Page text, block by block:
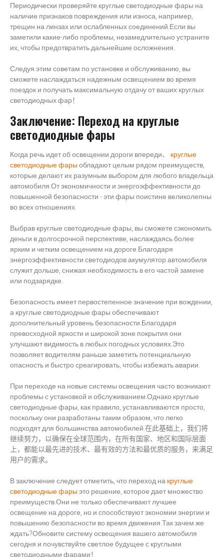
Периодически проверяйте круглые светодиодные фары на
наличие признаков повреждения или износа, например,
трещин на линзах или ослабленных соединений.Если вы
заметили какие-либо проблемы, незамедлительно устраните
их, чтобы предотвратить дальнейшие осложнения.
Следуя этим советам по установке и обслуживанию, вы
сможете наслаждаться надежным освещением во время
поездок и получать максимальную отдачу от ваших круглых
светодиодных фар！
Заключение: Переход на круглые
светодиодные фары
Когда речь идет об освещении дороги впереди、 круглые
светодиодные фарыобладают целым рядом преимуществ,
которые делают их разумным выбором для любого владельца
автомобиля.От экономичности и энергоэффективности до
повышенной безопасности - эти фары поистине великолепны
во всех отношениях.
Выбрав круглые светодиодные фары, вы сможете сэкономить
деньги в долгосрочной перспективе, наслаждаясь более
ярким и четким освещением на дороге.Благодаря
энергоэффективности светодиодов акумулятор автомобиля
служит дольше, снижая необходимость в его частой замене
или подзарядке.
Безопасность имеет первостепенное значение при вождении,
а круглые светодиодные фары обеспечивают
дополнительный уровень безопасности.Благодаря
превосходной яркости и широкой зоне покрытия они
улучшают видимость в любых погодных условиях.Это
позволяет водителям раньше заметить потенциальную
опасность и быстро среагировать, чтобы избежать аварии.
При переходе на новые системы освещения часто возникают
проблемы с установкой и обслуживанием.Однако круглые
светодиодные фары, как правило, устанавливаются просто,
поскольку они разработаны таким образом, что легко
подходят для большинства автомобилей.在此基础上，我们将
继续努力，以确保在全球范围内，在所有国家、地区和国际层面
上，都能以最先进的技术、最有效的方法和最优质的服务，来满足
用户的需求。
В заключение следует отметить, что переход накруглые
светодиодные фарыэто решение, которое дает множество
преимуществ.Они не только обеспечивают лучшее
освещение на дороге, но и способствуют экономии энергии и
повышению безопасности во время движения.Так зачем же
ждать?Обновите систему освещения вашего автомобиля
сегодня и почувствуйте светлое будущее с круглыми
светодиодными фарами！